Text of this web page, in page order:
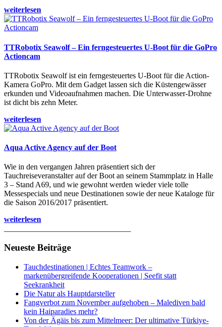
weiterlesen
TTRobotix Seawolf – Ein ferngesteuertes U-Boot für die GoPro
Actioncam
TTRobotix Seawolf ist ein ferngesteuertes U-Boot für die Action-
Kamera GoPro. Mit dem Gadget lassen sich die Küstengewässer
erkunden und Videoaufnahmen machen. Die Unterwasser-Drohne
ist dicht bis zehn Meter.
weiterlesen
Aqua Active Agency auf der Boot
Wie in den vergangen Jahren präsentiert sich der
Tauchreiseveranstalter auf der Boot an seinem Stammplatz in Halle
3 – Stand A69, und wie gewohnt werden wieder viele tolle
Messespecials und neue Destinationen sowie der neue Kataloge für
die Saison 2016/2017 präsentiert.
weiterlesen
Neueste Beiträge
Tauchdestinationen | Echtes Teamwork –
markenübergreifende Kooperationen | Seefit statt
Seekrankheit
Die Natur als Hauptdarsteller
Fangverbot zum November aufgehoben – Malediven bald
kein Haiparadies mehr?
Von der Ägäis bis zum Mittelmeer: Der ultimative Türkiye-